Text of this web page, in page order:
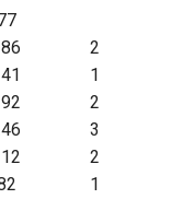
2
1
2
3
2
1